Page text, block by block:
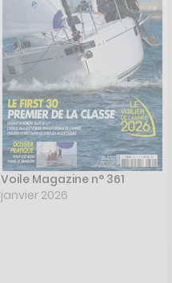
Voile Magazine n° 361
janvier 2026